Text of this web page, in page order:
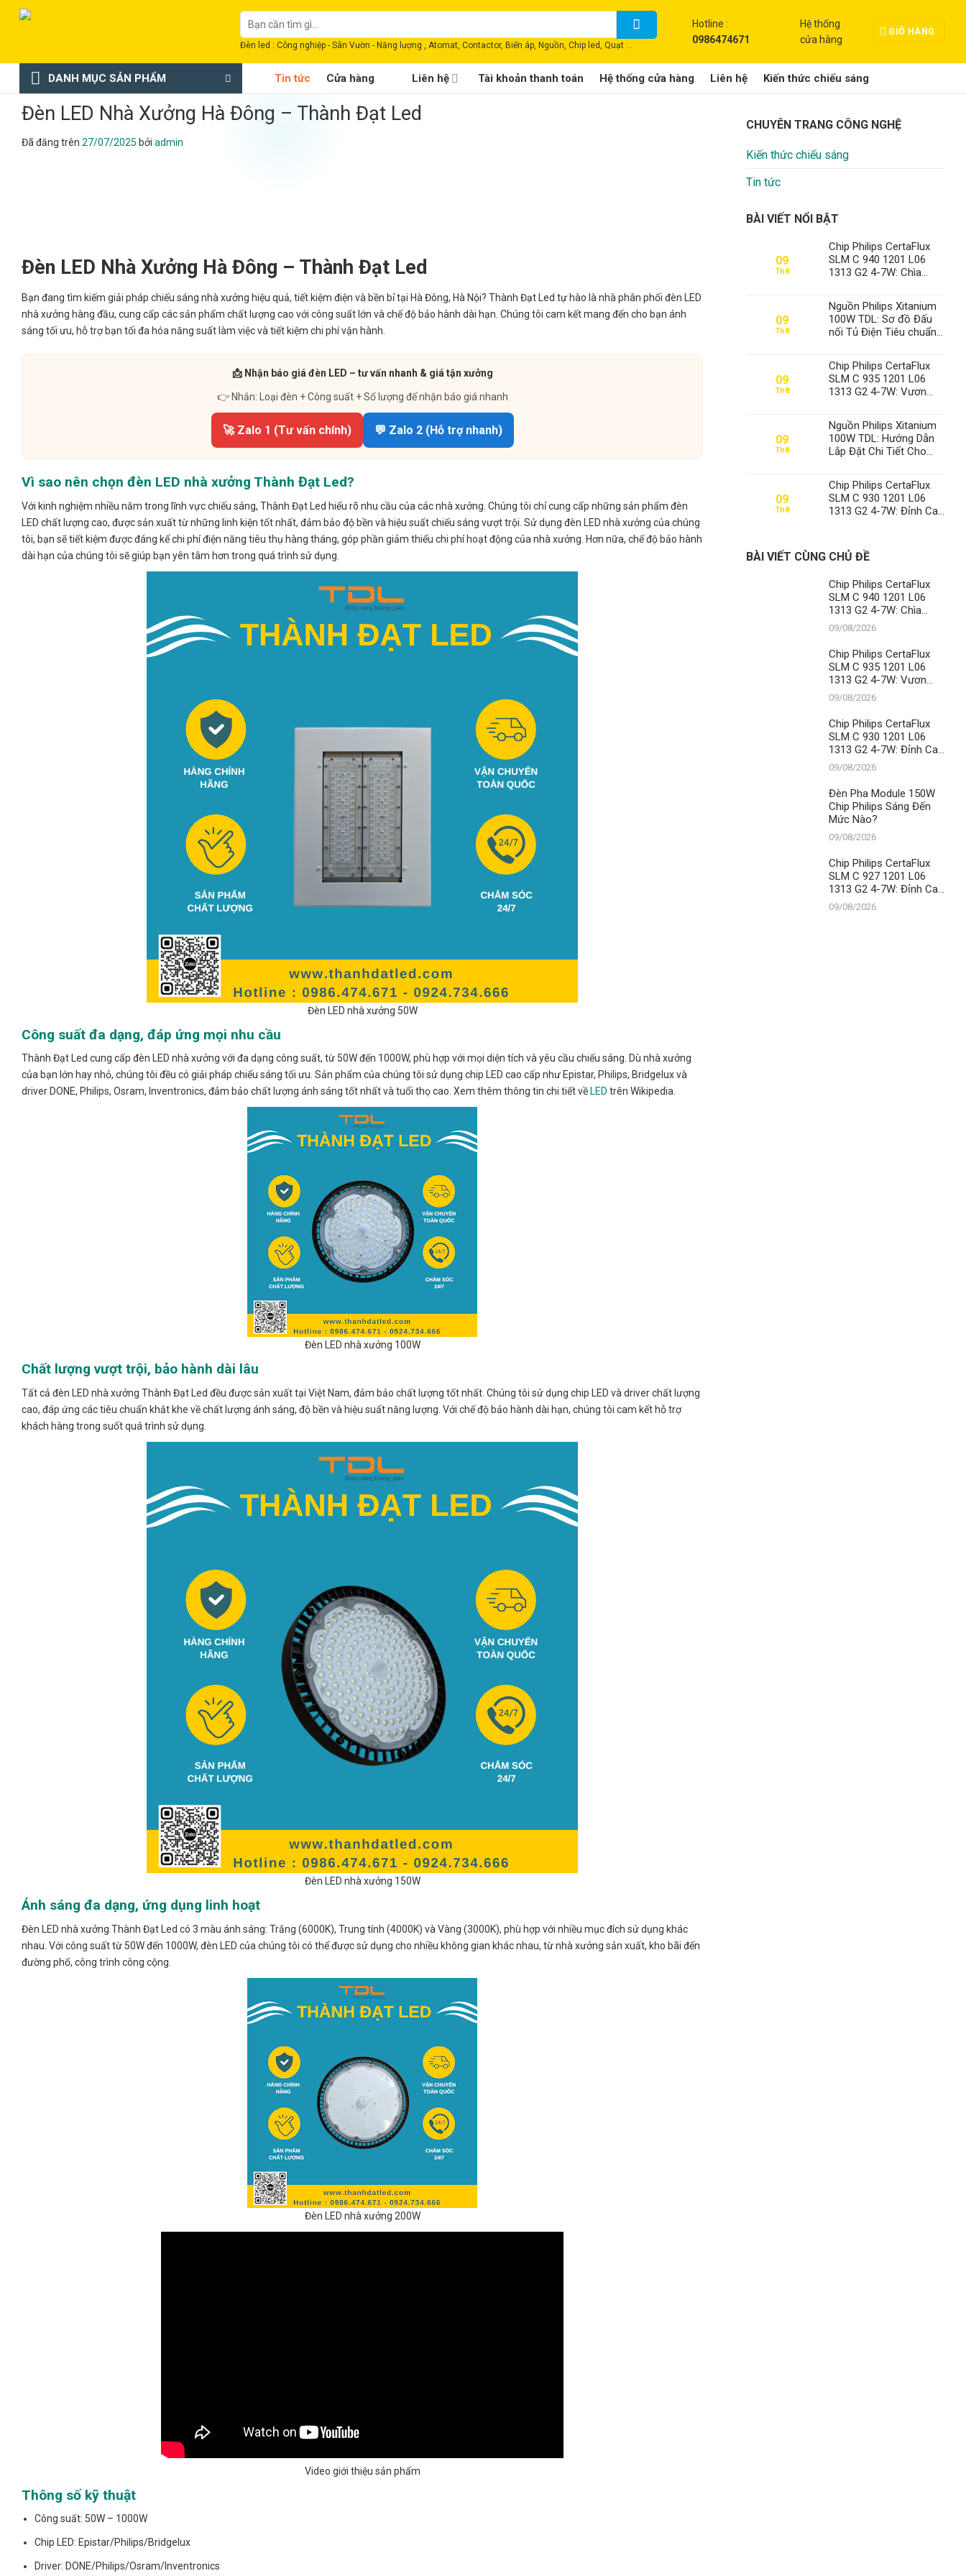
Chuyển
dung
Tìm
kiếm:
Đèn led : Công nghiệp - Sân Vườn - Năng lượng , Atomat, Contactor, Biến áp, Nguồn, Chip led, Quạt ...
Hotline :
0986474671
Hệ thống
cửa hàng
GIỎ HÀNG
DANH MỤC SẢN PHẨM Tin tức Cửa hàng Liên hệ Tài khoản thanh toán Hệ thống cửa hàng Liên hệ Kiến thức chiếu sáng
Đèn LED Nhà Xưởng Hà Đông – Thành Đạt Led
Đã đăng trên 27/07/2025 bởi admin
Đèn LED Nhà Xưởng Hà Đông – Thành Đạt Led
Bạn đang tìm kiếm giải pháp chiếu sáng nhà xưởng hiệu quả, tiết kiệm điện và bền bỉ tại Hà Đông, Hà Nội? Thành Đạt Led tự hào là nhà phân phối đèn LED
nhà xưởng hàng đầu, cung cấp các sản phẩm chất lượng cao với công suất lớn và chế độ bảo hành dài hạn. Chúng tôi cam kết mang đến cho bạn ánh
sáng tối ưu, hỗ trợ bạn tối đa hóa năng suất làm việc và tiết kiệm chi phí vận hành.
📩 Nhận báo giá đèn LED – tư vấn nhanh & giá tận xưởng
👉 Nhắn: Loại đèn + Công suất + Số lượng để nhận báo giá nhanh
🚀 Zalo 1 (Tư vấn chính) 💬 Zalo 2 (Hỗ trợ nhanh)
Vì sao nên chọn đèn LED nhà xưởng Thành Đạt Led?
Với kinh nghiệm nhiều năm trong lĩnh vực chiếu sáng, Thành Đạt Led hiểu rõ nhu cầu của các nhà xưởng. Chúng tôi chỉ cung cấp những sản phẩm đèn
LED chất lượng cao, được sản xuất từ những linh kiện tốt nhất, đảm bảo độ bền và hiệu suất chiếu sáng vượt trội. Sử dụng đèn LED nhà xưởng của chúng
tôi, bạn sẽ tiết kiệm được đáng kể chi phí điện năng tiêu thụ hàng tháng, góp phần giảm thiểu chi phí hoạt động của nhà xưởng. Hơn nữa, chế độ bảo hành
dài hạn của chúng tôi sẽ giúp bạn yên tâm hơn trong quá trình sử dụng.
Đèn LED nhà xưởng 50W
Công suất đa dạng, đáp ứng mọi nhu cầu
Thành Đạt Led cung cấp đèn LED nhà xưởng với đa dạng công suất, từ 50W đến 1000W, phù hợp với mọi diện tích và yêu cầu chiếu sáng. Dù nhà xưởng
của bạn lớn hay nhỏ, chúng tôi đều có giải pháp chiếu sáng tối ưu. Sản phẩm của chúng tôi sử dụng chip LED cao cấp như Epistar, Philips, Bridgelux và
driver DONE, Philips, Osram, Inventronics, đảm bảo chất lượng ánh sáng tốt nhất và tuổi thọ cao. Xem thêm thông tin chi tiết về LED trên Wikipedia.
Đèn LED nhà xưởng 100W
Chất lượng vượt trội, bảo hành dài lâu
Tất cả đèn LED nhà xưởng Thành Đạt Led đều được sản xuất tại Việt Nam, đảm bảo chất lượng tốt nhất. Chúng tôi sử dụng chip LED và driver chất lượng
cao, đáp ứng các tiêu chuẩn khắt khe về chất lượng ánh sáng, độ bền và hiệu suất năng lượng. Với chế độ bảo hành dài hạn, chúng tôi cam kết hỗ trợ
khách hàng trong suốt quá trình sử dụng.
Đèn LED nhà xưởng 150W
Ánh sáng đa dạng, ứng dụng linh hoạt
Đèn LED nhà xưởng Thành Đạt Led có 3 màu ánh sáng: Trắng (6000K), Trung tính (4000K) và Vàng (3000K), phù hợp với nhiều mục đích sử dụng khác
nhau. Với công suất từ 50W đến 1000W, đèn LED của chúng tôi có thể được sử dụng cho nhiều không gian khác nhau, từ nhà xưởng sản xuất, kho bãi đến
đường phố, công trình công cộng.
Đèn LED nhà xưởng 200W
Video giới thiệu sản phẩm
Thông số kỹ thuật
Công suất: 50W – 1000W
Chip LED: Epistar/Philips/Bridgelux
Driver: DONE/Philips/Osram/Inventronics
CHUYÊN TRANG CÔNG NGHỆ
Kiến thức chiếu sáng
Tin tức
BÀI VIẾT NỔI BẬT
09
Th8
Chip Philips CertaFlux
SLM C 940 1201 L06
1313 G2 4-7W: Chìa
Cao Tại Thành Đạt LED
09
Th8
Nguồn Philips Xitanium
100W TDL: Sơ đồ Đấu
nối Tủ Điện Tiêu chuẩn
Thành Đạt LED
09
Th8
Chip Philips CertaFlux
SLM C 935 1201 L06
1313 G2 4-7W: Vươn
Đại Cùng Thành Đạt LED
– Vị Thế Số 1 Không
Thể Xô Đổ
09
Th8
Nguồn Philips Xitanium
100W TDL: Hướng Dẫn
Lắp Đặt Chi Tiết Cho
LED
09
Th8
Chip Philips CertaFlux
SLM C 930 1201 L06
1313 G2 4-7W: Đỉnh Cao
BÀI VIẾT CÙNG CHỦ ĐỀ
Chip Philips CertaFlux
SLM C 940 1201 L06
1313 G2 4-7W: Chìa
Khóa Chiếu Sáng Đỉnh
Cao Tại Thành Đạt LED
09/08/2026
Chip Philips CertaFlux
SLM C 935 1201 L06
1313 G2 4-7W: Vươn
Tầm Chiếu Sáng Hiện
Đại Cùng Thành Đạt LED
– Vị Thế Số 1 Không
Thể Xô Đổ
09/08/2026
Chip Philips CertaFlux
SLM C 930 1201 L06
1313 G2 4-7W: Đỉnh Cao
Chiếu Sáng Từ Thành
Đạt LED
09/08/2026
Đèn Pha Module 150W
Chip Philips Sáng Đến
Mức Nào?
09/08/2026
Chip Philips CertaFlux
SLM C 927 1201 L06
1313 G2 4-7W: Đỉnh Cao
Chiếu Sáng, Khẳng Định
Vị Thế Số 1 Của Thành
09/08/2026